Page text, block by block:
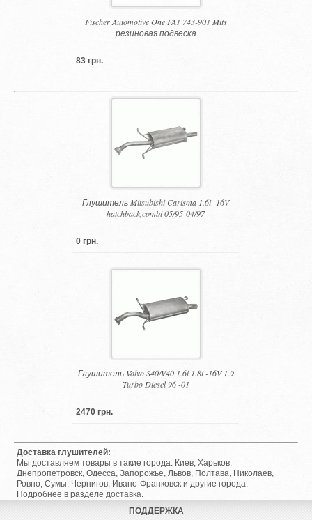
Fischer Automotive One FA1 743-901 Mits
резиновая подвеска
83 грн.
Глушитель Mitsubishi Carisma 1.6i -16V
hatchback,combi 05/95-04/97
0 грн.
Глушитель Volvo S40/V40 1.6i 1.8i -16V 1.9
Turbo Diesel 96 -01
2470 грн.
Доставка глушителей:
Мы доставляем товары в такие города: Киев, Харьков,
Днепропетровск, Одесса, Запорожье, Львов, Полтава, Николаев,
Ровно, Сумы, Чернигов, Ивано-Франковск и другие города.
Подробнее в разделе доставка
ПОДДЕРЖКА